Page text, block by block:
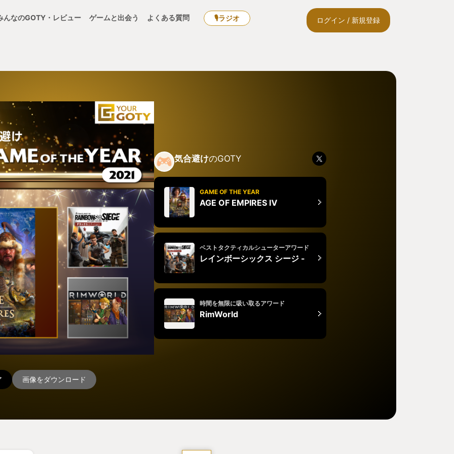
んなのGOTY・レビュー ゲームと出会う よくある質問 🎙ラジオ ログイン / 新規登録
画像をダウンロード
気合避けのGOTY
GAME OF THE YEAR
AGE OF EMPIRES Ⅳ
ベストタクティカルシューターアワード
レインボーシックス シージ -
時間を無限に吸い取るアワード
RimWorld